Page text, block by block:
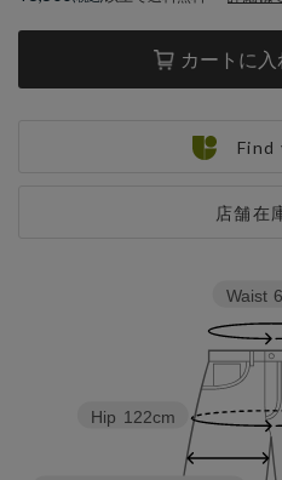
カートに入
店舗在
Find
Hip 122cm
Waist